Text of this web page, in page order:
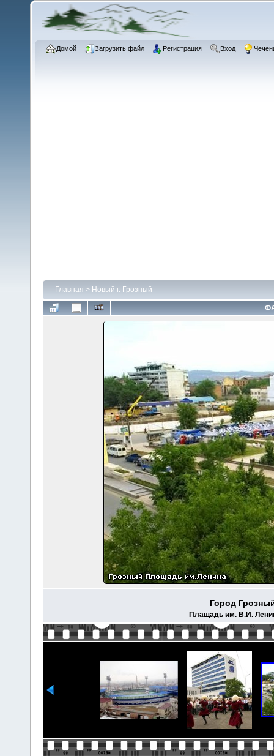
Домой Загрузить файл Регистрация Вход
Главная > Новый г. Грозный
Город
Плащадь им. В.И.